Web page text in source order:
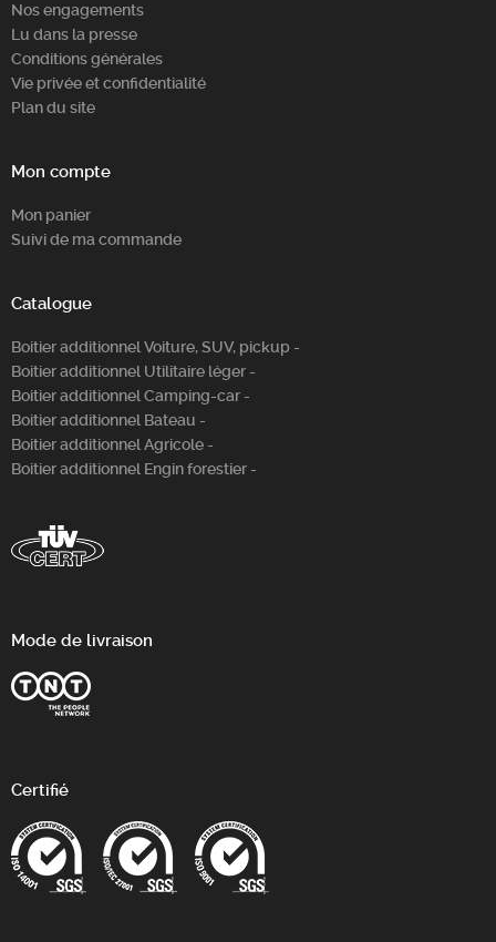
Nos engagements
Lu dans la presse
Conditions générales
Vie privée et confidentialité
Plan du site
Mon compte
Mon panier
Suivi de ma commande
Catalogue
Boitier additionnel Voiture, SUV, pickup -
Boitier additionnel Utilitaire léger -
Boitier additionnel Camping-car -
Boitier additionnel Bateau -
Boitier additionnel Agricole -
Boitier additionnel Engin forestier -
Mode de livraison
Certifié